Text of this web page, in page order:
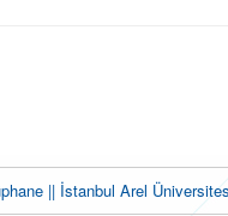
|| İstanbul Arel